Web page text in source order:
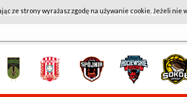
- KSK QEMETICA NOTEĆ INOWROCŁAW
ze strony wyrażasz zgodę na używanie cookie. Jeżeli nie